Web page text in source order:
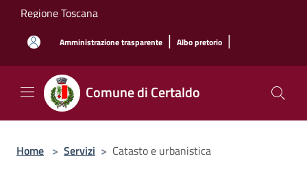
Salta al contenuto principale
Regione Toscana
Amministrazione trasparente | Albo pretorio |
Comune di Certaldo
Home > Servizi > Catasto e urbanistica